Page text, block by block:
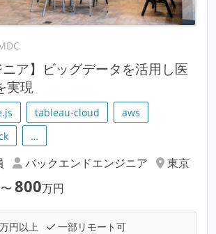
ニア】ビッグデータを活用し医
実現
tableau-cloud
aws
…
バックエンドエンジニア
東京
〜 800万円
円以上
一部リモート可